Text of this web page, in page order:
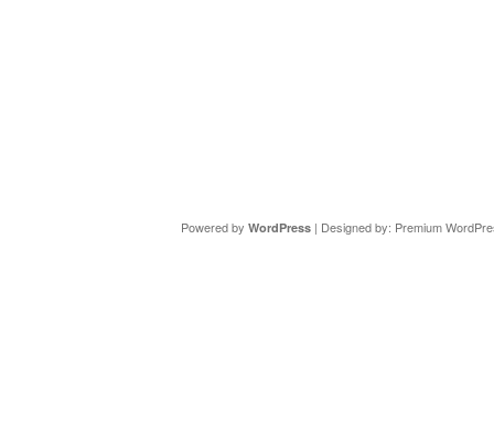
Powered by WordPress| Designed by: Premium